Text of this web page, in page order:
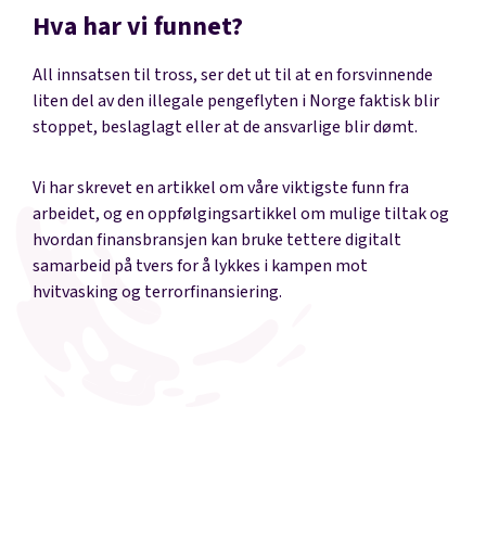
Hva har vi funnet?
All innsatsen til tross, ser det ut til at en forsvinnende
liten del av den illegale pengeflyten i Norge faktisk blir
stoppet, beslaglagt eller at de ansvarlige blir dømt.
Vi har skrevet en artikkel omvåre viktigste funnfra
arbeidet, og en oppfølgingsartikkel om mulige tiltakog
hvordan finansbransjen kan bruke tettere digitalt
samarbeid på tvers for å lykkes i kampen mot
hvitvasking og terrorfinansiering.